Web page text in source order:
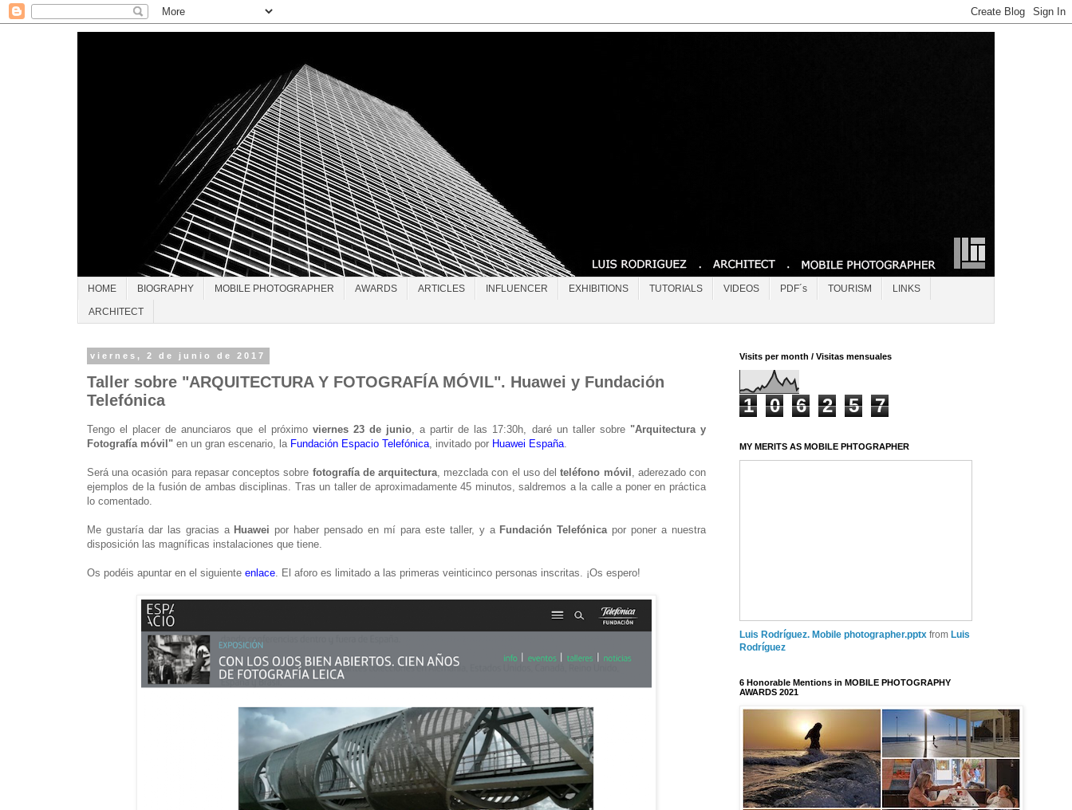
HOME BIOGRAPHY MOBILE PHOTOGRAPHER AWARDS ARTICLES INFLUENCER EXHIBITIONS TUTORIALS VIDEOS PDF´s TOURISM LINKS
ARCHITECT
viernes, 2 de junio de 2017
Taller sobre "ARQUITECTURA Y FOTOGRAFÍA MÓVIL". Huawei y Fundación
Telefónica
Tengo el placer de anunciaros que el próximo viernes 23 de junio , a partir de las 17:30h, daré un taller sobre "Arquitectura y
Fotografía móvil" en un gran escenario, la Fundación Espacio Telefónica , invitado por Huawei España
Será una ocasión para repasar conceptos sobre fotografía de arquitectura , mezclada con el uso delteléfono móvil
, aderezado con
ejemplos de la fusión de ambas disciplinas. Tras un taller de aproximadamente 45 minutos, saldremos a la calle a poner en práctica
lo comentado.
Me gustaría dar las gracias a Huawei por haber pensado en mí para este taller, y a Fundación Telefónica por poner a nuestra
disposición las magníficas instalaciones que tiene.
Os podéis apuntar en el siguiente enlace . El aforo es limitado a las primeras veinticinco personas inscritas. ¡Os espero!
Visits per month / Visitas mensuales
1 0 6 2 5 7
MY MERITS AS MOBILE PHTOGRAPHER
Luis Rodríguez. Mobile photographer.pptx from Luis
Rodríguez
6 Honorable Mentions in MOBILE PHOTOGRAPHY
AWARDS 2021